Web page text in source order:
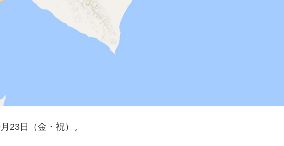
23日（金・祝）。